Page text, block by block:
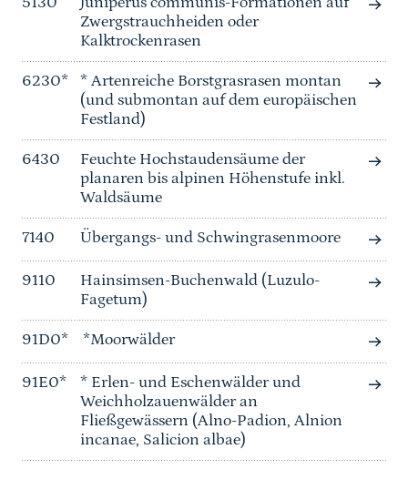
Zwergstrauchheiden oder
Kalktrockenrasen
6230*
* Artenreiche Borstgrasrasen montan
(und submontan auf dem europäischen
Festland)
6430
Feuchte Hochstaudensäume der
planaren bis alpinen Höhenstufe inkl.
Waldsäume
7140 Übergangs- und Schwingrasenmoore
9110
Hainsimsen-Buchenwald (Luzulo-
Fagetum)
91D0* *Moorwälder
91E0*
* Erlen- und Eschenwälder und
Weichholzauenwälder an
Fließgewässern (Alno-Padion, Alnion
incanae, Salicion albae)